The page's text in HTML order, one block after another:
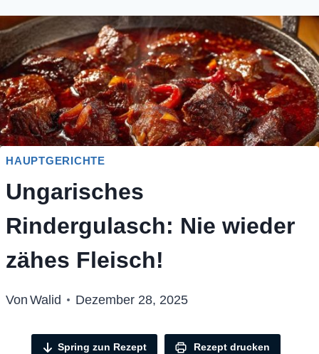
HAUPTGERICHTE
Ungarisches
Rindergulasch: Nie wieder
zähes Fleisch!
Von Walid Dezember 28, 2025
Spring zun Rezept Rezept drucken